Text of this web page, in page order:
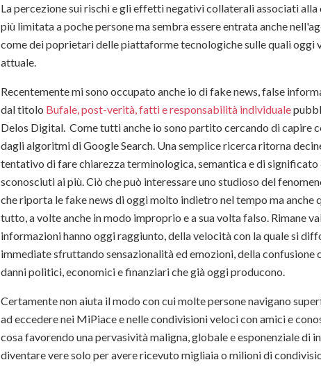
La percezione sui rischi e gli effetti negativi collaterali associati
più limitata a poche persone ma sembra essere entrata anche
come dei poprietari delle piattaforme tecnologiche sulle quali
attuale.
Recentemente mi sono occupato anche io di fake news, false
dal titolo Bufale, post-verità, fatti e responsabilità individuale
Delos Digital. Come tutti anche io sono partito cercando di capire
dagli algoritmi di Google Search. Una semplice ricerca ritorna
tentativo di fare chiarezza terminologica, semantica e di
sconosciuti ai più. Ciò che può interessare uno studioso del
che riporta le fake news di oggi molto indietro nel tempo ma
tutto, a volte anche in modo improprio e a sua volta falso. Rimane
informazioni hanno oggi raggiunto, della velocità con la quale si
immediate sfruttando sensazionalità ed emozioni, della confusione
danni politici, economici e finanziari che già oggi producono.
Certamente non aiuta il modo con cui molte persone navigano
ad eccedere nei MiPiace e nelle condivisioni veloci con amici e
cosa favorendo una pervasività maligna, globale e esponenziale di
diventare vere solo per avere ricevuto migliaia o milioni di